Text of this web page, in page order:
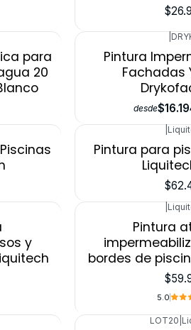
para
20
Pintura
Fachadas
desde
Pintura para
y
Pintura
bordes de
5.0
LOT20